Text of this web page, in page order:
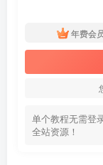
年费会
单个教程无需登
全站资源！